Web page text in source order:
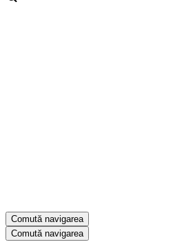
Comută navigarea
Comută navigarea